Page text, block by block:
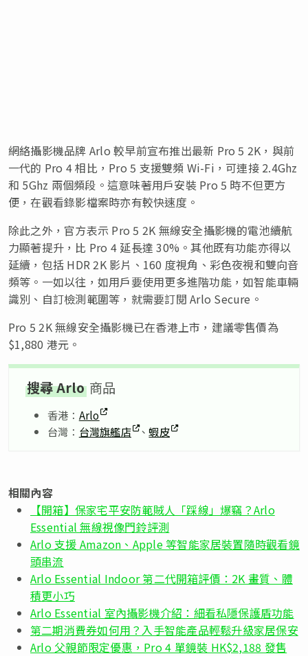
網絡攝影機品牌 Arlo 較早前宣布推出最新 Pro 5 2K，與前
一代的 Pro 4 相比，Pro 5 支援雙頻 Wi-Fi，可連接 2.4Ghz
和 5Ghz 兩個頻段。這意味著用戶安裝 Pro 5 時不但更方
便，在觀看錄影檔案時亦有較快速度。
除此之外，官方表示 Pro 5 2K 無線安全攝影機的電池續航
力顯著提升，比 Pro 4 延長達 30%。其他既有功能亦得以
延續，包括 HDR 2K 影片、160 度視角、彩色夜視和雙向音
頻等。一如以往，如用戶要使用更多進階功能，如智能車輛
識別、自訂檢測範圍等，就需要訂閱 Arlo Secure。
Pro 5 2K 無線安全攝影機已在香港上市，建議零售價為
$1,880 港元。
搜尋 Arlo商品
香港： Arlo
台灣： 台灣旗艦店 、蝦皮
相關內容
【開箱】保家宅平安防範賊人「踩線」爆竊？Arlo
Essential 無線視像門鈴評測
Arlo 支援 Amazon、Apple 等智能家居裝置隨時觀看鏡
頭串流
Arlo Essential Indoor 第二代開箱評價：2K 畫質、體
積更小巧
Arlo Essential 室內攝影機介紹：細看私隱保護盾功能
第二期消費券如何用？入手智能產品輕鬆升級家居保安
Arlo 父親節限定優惠，Pro 4 單鏡裝 HK$2,188 發售